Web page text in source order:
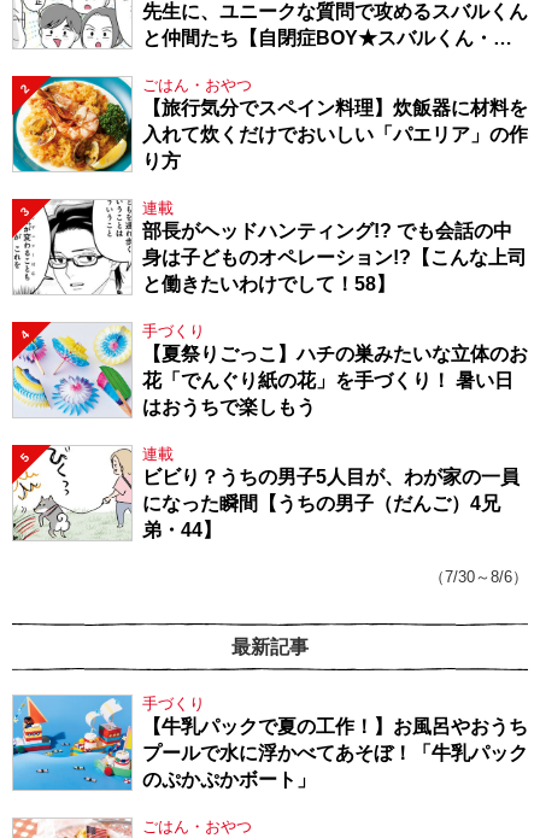
先生に、ユニークな質問で攻めるスバルくん
と仲間たち【自閉症BOY★スバルくん・
2 ごはん・おやつ
【旅行気分でスペイン料理】炊飯器に材料を
入れて炊くだけでおいしい「パエリア」の作
り方
3 連載
部長がヘッドハンティング!? でも会話の中
身は子どものオペレーション!?【こんな上司
と働きたいわけでして！58】
4 手づくり
【夏祭りごっこ】ハチの巣みたいな立体のお
花「でんぐり紙の花」を手づくり！ 暑い日
はおうちで楽しもう
5 連載
ビビり？うちの男子5人目が、わが家の一員
になった瞬間【うちの男子（だんご）4兄
弟・44】
（7/30～8/6）
最新記事
手づくり
【牛乳パックで夏の工作！】お風呂やおうち
プールで水に浮かべてあそぼ！「牛乳パック
のぷかぷかボート」
ごはん・おやつ